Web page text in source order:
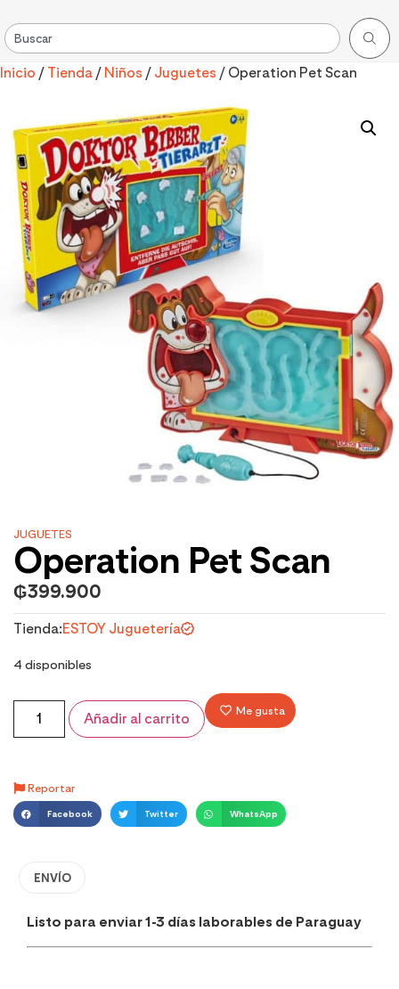
Inicio / Tienda / Niños / Juguetes / Operation Pet Scan
JUGUETES
Operation Pet Scan
₲399.900
Tienda:ESTOY Juguetería
4 disponibles
Añadir al carrito Me gusta
Reportar
Facebook Twitter WhatsApp
ENVÍO
Listo para enviar 1-3 días laborables de Paraguay